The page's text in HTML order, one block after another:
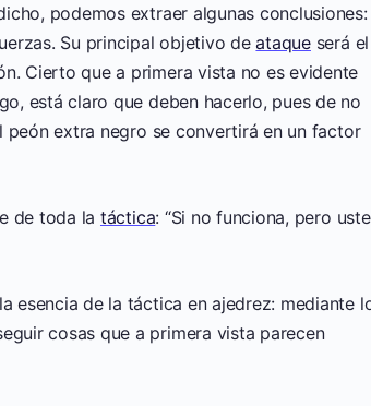
podemos extraer algunas conclusiones:
Su principal objetivo deataqueserá el
Cierto que a primera vista no es evidente
está claro que deben hacerlo, pues de no
peón extra negro se convertirá en un factor
de toda la táctica: “Si no funciona, pero
esencia de la táctica en ajedrez: mediante
cosas que a primera vista parecen